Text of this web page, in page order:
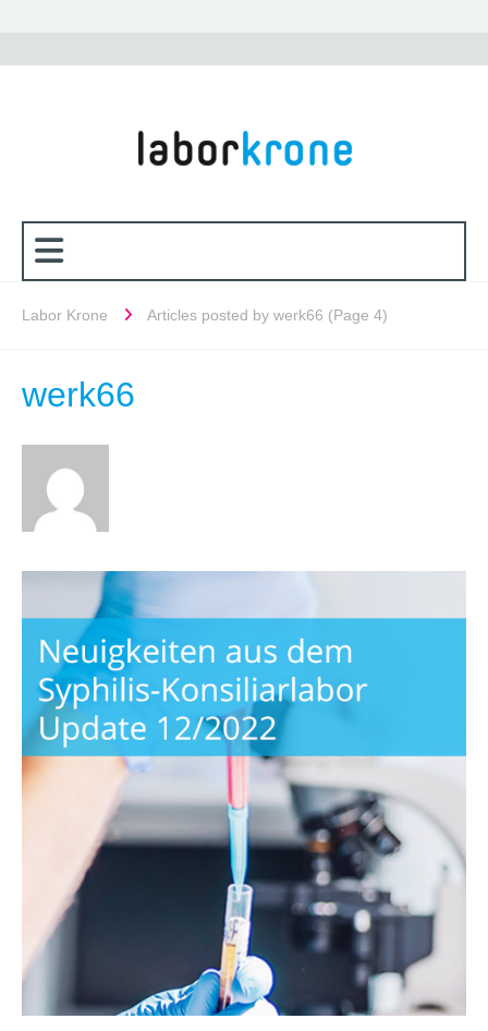
Labor Krone Articles posted by werk66 (Page 4)
werk66